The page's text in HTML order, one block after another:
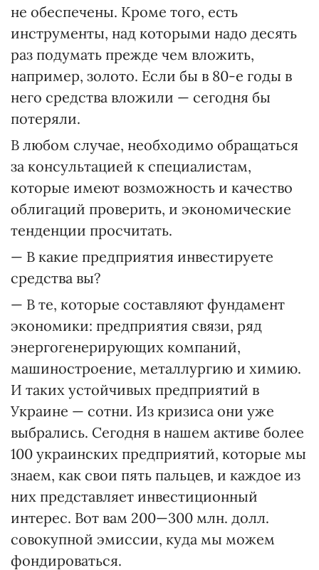
не обеспечены. Кроме того, есть
инструменты, над которыми надо десять
раз подумать прежде чем вложить,
например, золото. Если бы в 80-е годы в
него средства вложили — сегодня бы
потеряли.
В любом случае, необходимо обращаться
за консультацией к специалистам,
которые имеют возможность и качество
облигаций проверить, и экономические
тенденции просчитать.
— В какие предприятия инвестируете
средства вы?
— В те, которые составляют фундамент
экономики: предприятия связи, ряд
энергогенерирующих компаний,
машиностроение, металлургию и химию.
И таких устойчивых предприятий в
Украине — сотни. Из кризиса они уже
выбрались. Сегодня в нашем активе более
100 украинских предприятий, которые мы
знаем, как свои пять пальцев, и каждое из
них представляет инвестиционный
интерес. Вот вам 200—300 млн. долл.
совокупной эмиссии, куда мы можем
фондироваться.